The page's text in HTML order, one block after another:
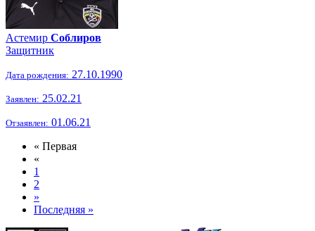
Астемир Соблиров
Защитник
Дата рождения: 27.10.1990
Заявлен: 25.02.21
Отзаявлен: 01.06.21
« Первая
«
1
2
»
Последняя »